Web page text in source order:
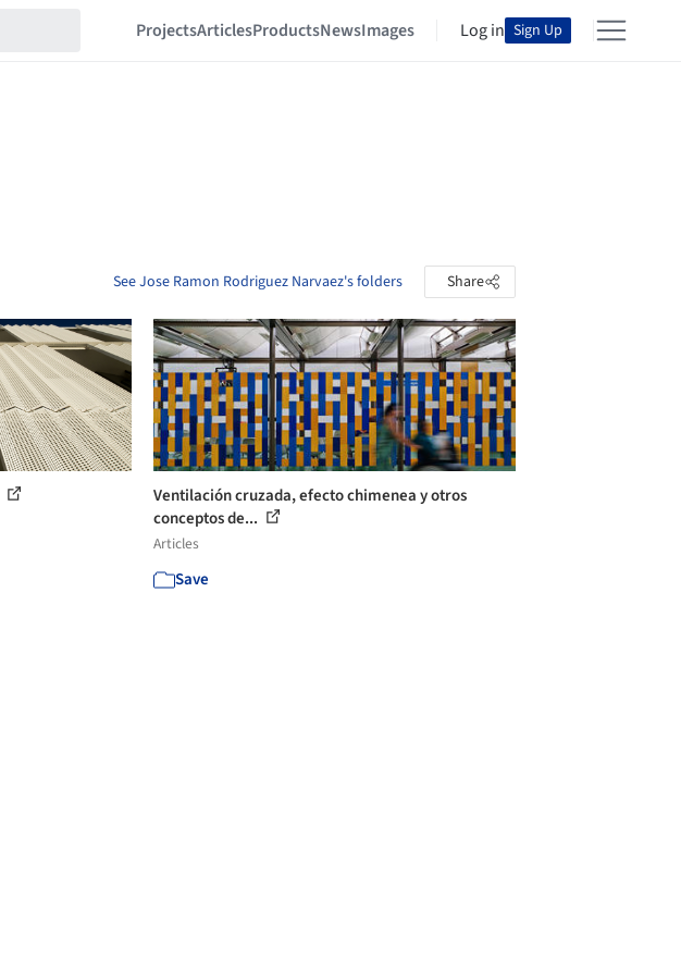
ProjectsArticlesProductsNewsImages Log in Sign Up
See Jose Ramon Rodriguez Narvaez's folders Share
Ventilación cruzada, efecto chimenea y otros
conceptos de...
Articles
Save